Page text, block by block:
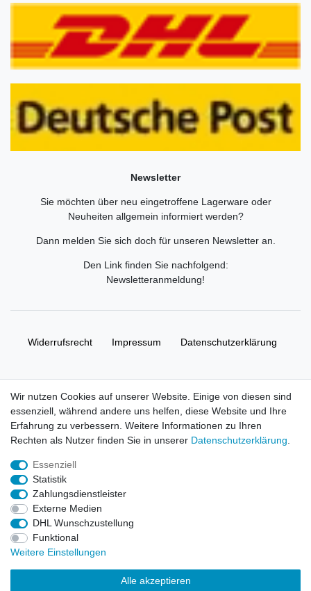
Newsletter
Sie möchten über neu eingetroffene Lagerware oder
Neuheiten allgemein informiert werden?
Dann melden Sie sich doch für unseren Newsletter an.
Den Link finden Sie nachfolgend:
Newsletteranmeldung!
Widerrufs­recht Impressum Daten­schutz­erklärung
© Copyright 2026 | Alle Rechte vorbehalten. HL-
Handelsgesellschaft mbH.
Alle Markennamen, Warenzeichen sowie sämtliche Produktbilder
und Beschreibungen sind Eigentum Ihrer rechtmäßigen
Eigentümer und dienen hier nur der Beschreibung.
Preise nur für registrierte Händler, ansonsten zeigt der Shop 0,00
€
LEGO, das LEGO Logo, die Minifigur, DUPLO, LEGENDS OF
CHIMA, NINJAGO, BIONICLE, MINDSTORMS und MIXELS sind
Wir nutzen Cookies auf unserer Website. Einige von diesen sind
essenziell, während andere uns helfen, diese Website und Ihre
Erfahrung zu verbessern. Weitere Informationen zu Ihren
Rechten als Nutzer finden Sie in unserer Daten­schutz­erklärung
Essenziell
Statistik
Zahlungsdienstleister
Externe Medien
DHL Wunschzustellung
Funktional
Weitere Einstellungen
Alle akzeptieren